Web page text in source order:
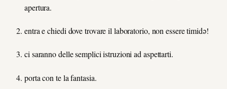
apertura.
entra e chiedi dove trovare il laboratorio, non essere timidǝ!
ci saranno delle semplici istruzioni ad aspettarti.
porta con te la fantasia.